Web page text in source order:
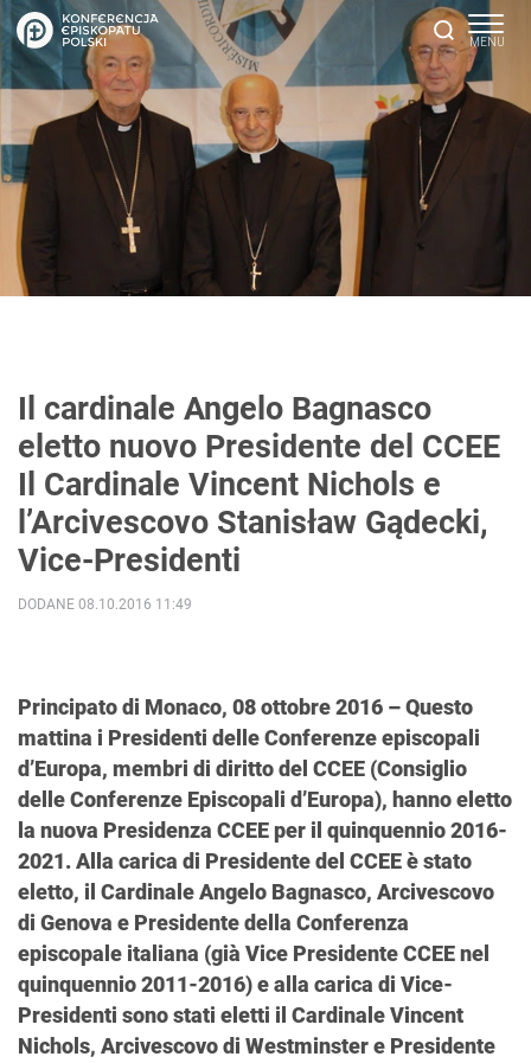
Il cardinale Angelo Bagnasco
eletto nuovo Presidente del CCEE
Il Cardinale Vincent Nichols e
l’Arcivescovo Stanisław Gądecki,
Vice-Presidenti
Principato di Monaco, 08 ottobre 2016 – Questo
mattina i Presidenti delle Conferenze episcopali
d’Europa, membri di diritto del CCEE (Consiglio
delle Conferenze Episcopali d’Europa), hanno eletto
la nuova Presidenza CCEE per il quinquennio 2016-
2021. Alla carica di Presidente del CCEE è stato
eletto, il Cardinale Angelo Bagnasco, Arcivescovo
di Genova e Presidente della Conferenza
episcopale italiana (già Vice Presidente CCEE nel
quinquennio 2011-2016) e alla carica di Vice-
Presidenti sono stati eletti il Cardinale Vincent
Nichols, Arcivescovo di Westminster e Presidente
DODANE 08.10.2016 11:49